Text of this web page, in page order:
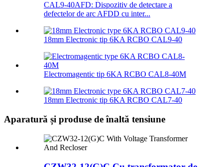
CAL9-40AFD: Dispozitiv de detectare a
defectelor de arc AFDD cu inter...
18mm Electronic tip 6KA RCBO CAL9-40
Electromagentic tip 6KA RCBO CAL8-40M
18mm Electronic tip 6KA RCBO CAL7-40
Aparatură și produse de înaltă tensiune